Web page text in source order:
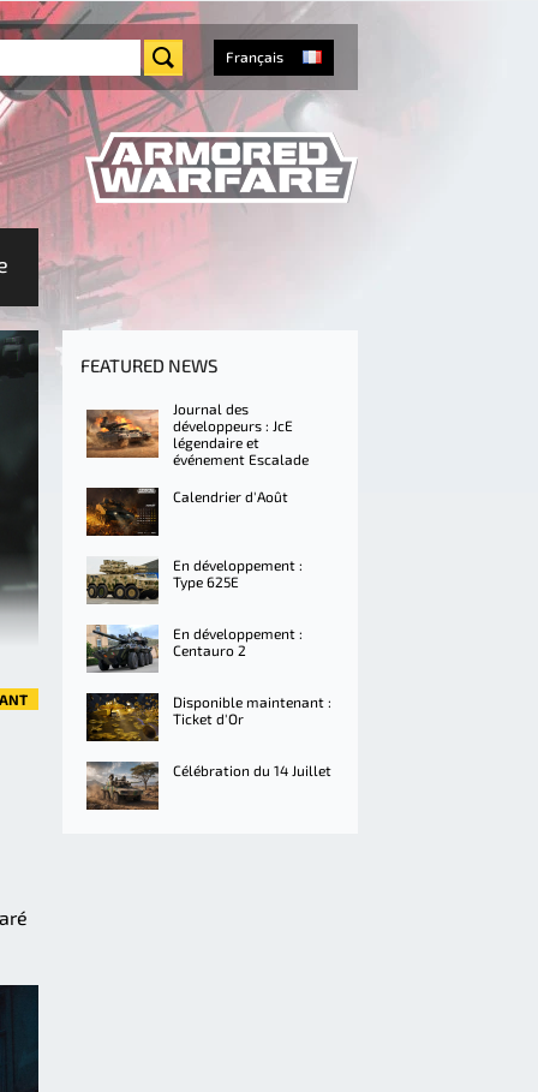
Français
FEATURED NEWS
Journal des
développeurs : JcE
légendaire et
événement Escalade
Calendrier d'Août
En développement :
Type 625E
En développement :
Centauro 2
Disponible maintenant :
Ticket d'Or
Célébration du 14 Juillet